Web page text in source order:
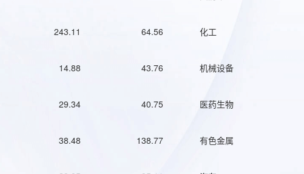
243.11 64.56 化工
14.88 43.76 机械设备
29.34 40.75 医药生物
38.48 138.77 有色金属